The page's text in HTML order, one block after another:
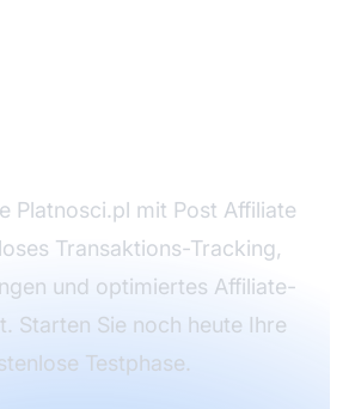
Platnosci.pl mit Post Affiliate
Transaktions-Tracking,
und optimiertes Affiliate-
Starten Sie noch heute Ihre
Testphase.